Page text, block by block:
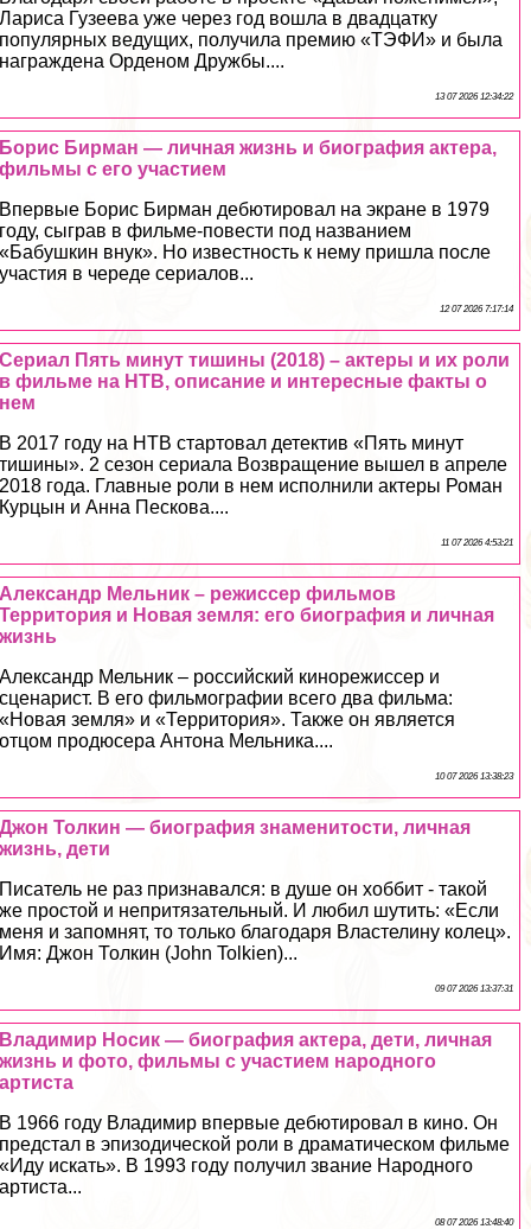
Лариса Гузеева уже через год вошла в двадцатку
популярных ведущих, получила премию «ТЭФИ» и была
награждена Орденом Дружбы....
13 07 2026 12:34:22
Борис Бирман — личная жизнь и биография актера,
фильмы с его участием
Впервые Борис Бирман дебютировал на экране в 1979
году, сыграв в фильме-повести под названием
«Бабушкин внук». Но известность к нему пришла после
участия в череде сериалов...
12 07 2026 7:17:14
Сериал Пять минут тишины (2018) – актеры и их роли
в фильме на НТВ, описание и интересные факты о
нем
В 2017 году на НТВ стартовал детектив «Пять минут
тишины». 2 сезон сериала Возвращение вышел в апреле
2018 года. Главные роли в нем исполнили актеры Роман
Курцын и Анна Пескова....
11 07 2026 4:53:21
Александр Мельник – режиссер фильмов
Территория и Новая земля: его биография и личная
жизнь
Александр Мельник – российский кинорежиссер и
сценарист. В его фильмографии всего два фильма:
«Новая земля» и «Территория». Также он является
отцом продюсера Антона Мельника....
10 07 2026 13:38:23
Джон Толкин — биография знаменитости, личная
жизнь, дети
Писатель не раз признавался: в душе он хоббит - такой
же простой и непритязательный. И любил шутить: «Если
меня и запомнят, то только благодаря Властелину колец».
Имя: Джон Толкин (John Tolkien)...
09 07 2026 13:37:31
Владимир Носик — биография актера, дети, личная
жизнь и фото, фильмы с участием народного
артиста
В 1966 году Владимир впервые дебютировал в кино. Он
предстал в эпизодической роли в драматическом фильме
«Иду искать». В 1993 году получил звание Народного
артиста...
08 07 2026 13:48:40